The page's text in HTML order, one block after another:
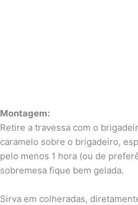
Montagem:
Retire a travessa com o
caramelo sobre o brigadeiro,
pelo menos 1 hora (ou de
sobremesa fique bem gelada.
Sirva em colheradas,